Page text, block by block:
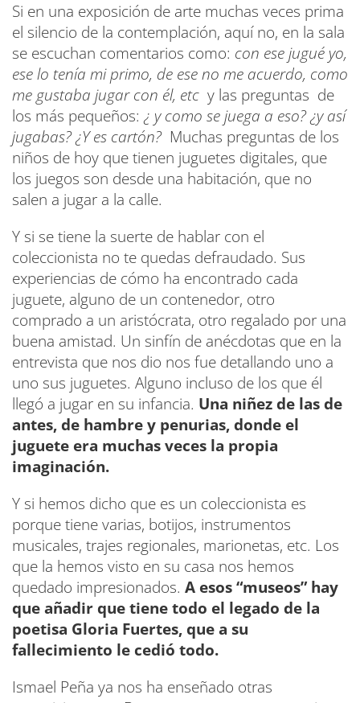
Si en una exposición de arte muchas veces prima
el silencio de la contemplación, aquí no, en la sala
se escuchan comentarios como: con ese jugué yo,
ese lo tenía mi primo, de ese no me acuerdo, como
me gustaba jugar con él, etc y las preguntas de
los más pequeños: ¿ y como se juega a eso? ¿y así
jugabas? ¿Y es cartón? Muchas preguntas de los
niños de hoy que tienen juguetes digitales, que
los juegos son desde una habitación, que no
salen a jugar a la calle.
Y si se tiene la suerte de hablar con el
coleccionista no te quedas defraudado. Sus
experiencias de cómo ha encontrado cada
juguete, alguno de un contenedor, otro
comprado a un aristócrata, otro regalado por una
buena amistad. Un sinfín de anécdotas que en la
entrevista que nos dio nos fue detallando uno a
uno sus juguetes. Alguno incluso de los que él
llegó a jugar en su infancia. Una niñez de las de
antes, de hambre y penurias, donde el
juguete era muchas veces la propia
imaginación.
Y si hemos dicho que es un coleccionista es
porque tiene varias, botijos, instrumentos
musicales, trajes regionales, marionetas, etc. Los
que la hemos visto en su casa nos hemos
quedado impresionados. A esos “museos” hay
que añadir que tiene todo el legado de la
poetisa Gloria Fuertes, que a su
fallecimiento le cedió todo.
Ismael Peña ya nos ha enseñado otras